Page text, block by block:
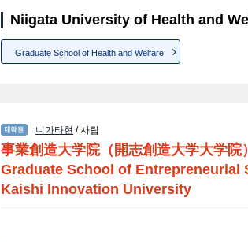
Niigata University of Health and
Graduate School of Health and Welfare
니가타현 / 사립
事業創造大学院（開志創造大学大学院）
Graduate School of Entrepreneurial
Kaishi Innovation University